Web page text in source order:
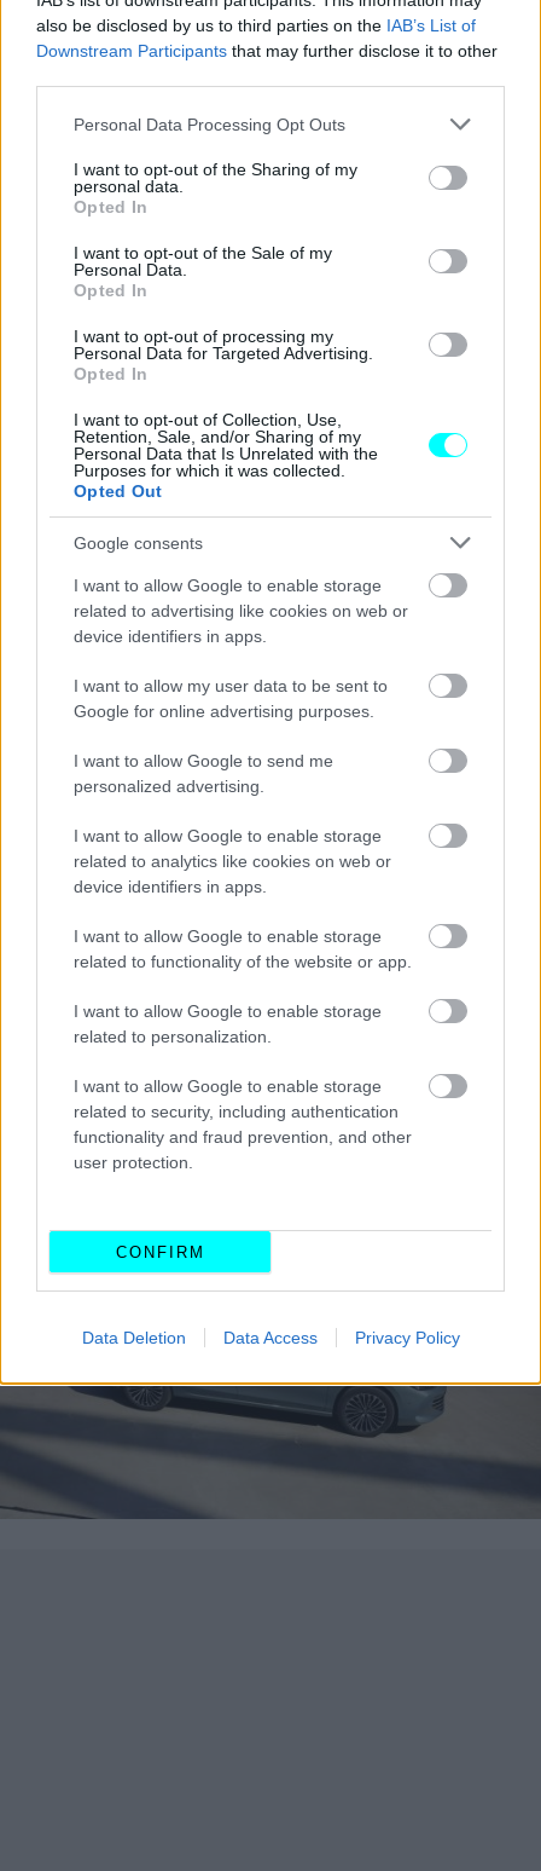
also be disclosed by us to third parties on the IAB’s List of
Downstream Participants that may further disclose it to other
Please note that this website/app uses one or more Google
not limited to your visit or usage behaviour. You may click to
grant or deny consent to Google and its third-party tags to
use your data for below specified purposes in below Google
consent section.
Personal Data Processing Opt Outs
I want to opt-out of the Sharing of my
personal data.
Opted In
I want to opt-out of the Sale of my
Personal Data.
Opted In
I want to opt-out of processing my
Personal Data for Targeted Advertising.
Opted In
I want to opt-out of Collection, Use,
Retention, Sale, and/or Sharing of my
Personal Data that Is Unrelated with the
Purposes for which it was collected.
Opted Out
Google consents
I want to allow Google to enable storage
related to advertising like cookies on web or
device identifiers in apps.
I want to allow my user data to be sent to
Google for online advertising purposes.
I want to allow Google to send me
personalized advertising.
I want to allow Google to enable storage
related to analytics like cookies on web or
device identifiers in apps.
I want to allow Google to enable storage
related to functionality of the website or app.
I want to allow Google to enable storage
related to personalization.
I want to allow Google to enable storage
related to security, including authentication
functionality and fraud prevention, and other
user protection.
CONFIRM
Data Deletion Data Access Privacy Policy
Η γκάμα κινητήρων του νέου VW Passat
αποτελείται
από ήπια και επαναφορτιζόμενες υβριδικές
in hybridεκδόσεις (eHybrid) είναι νέες και αποδίδουν
204 και 272 ίππους. Σε συνδυασμό και με τη νέα μπαταρία
χωρητικότητας19,7 kWh, η ηλεκτρική αυτονομία που
προσφέρουν οι συγκεκριμένες εκδόσεις φτάνει τα 100
των 150 ίππωνπου επιτυγχάνει, σύμφωνα με τη VW,
αυτονομία 1.000 χλμ. Διαθέσιμοι είναι επίσηςδύο 2λιτροι
με 204 και 265 ίππους, καθώς επίσης και
τρεις
2λιτροι TDI με 122, 150 και 193 ίππους. Όλες οι εκδόσεις
κινητήρα συνδυάζονται με αυτόματο κιβώτιο διπλού
συμπλέκτη DSG, ενώοι κορυφαίες TSI και TDI
εκδόσεις διαθέτουν τετρακίνηση 4MOTION